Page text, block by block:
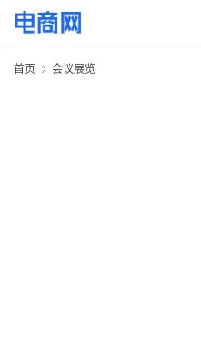
首页 会议展览